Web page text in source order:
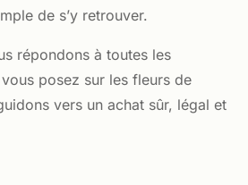
de s’y retrouver.
répondons à toutes les
posez sur les fleurs de
vers un achat sûr, légal et